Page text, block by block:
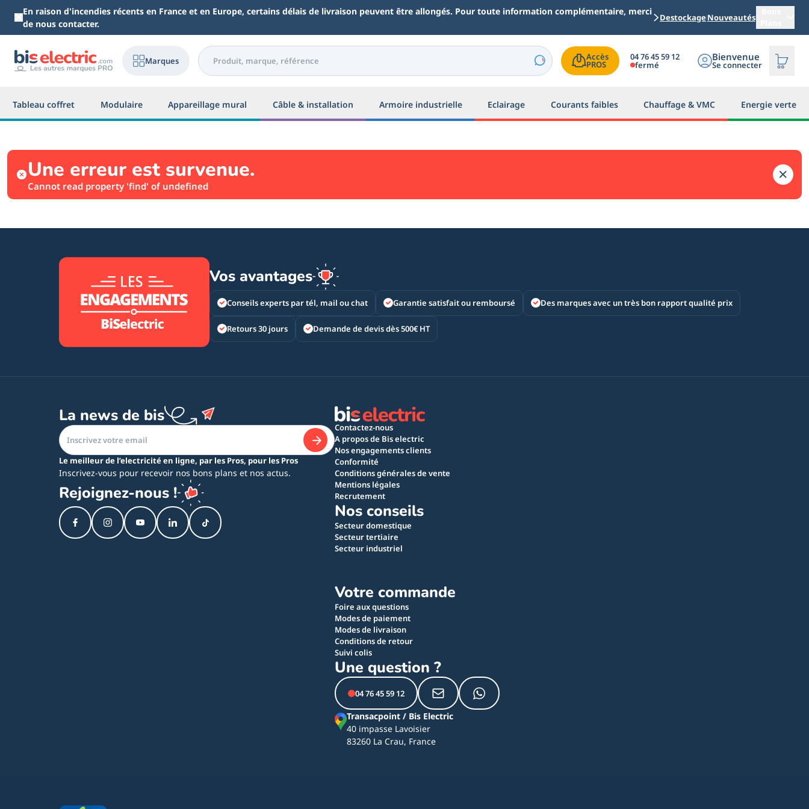
Aller au contenu principal
En raison d'incendies récents en France et en Europe, certains délais de livraison peuvent être allongés. Pour toute information complémentaire, merci
de nous contacter.
DestockageNouveautés
Marques Accès
PROS
04 76 45 59 12
fermé
Bienvenue
Se connecter
Tableau coffret Modulaire Appareillage mural Câble & installation Armoire industrielle Eclairage Courants faibles Chauffage & VMC Energie verte
Une erreur est survenue.
Cannot read property 'find' of undefined
Vos avantages
Conseils experts par tél, mail ou chat Garantie satisfait ou remboursé Des marques avec un très bon rapport qualité prix
Retours 30 jours Demande de devis dès 500€ HT
La news de bis
Le meilleur de l’electricité en ligne, par les Pros, pour les Pros
Inscrivez-vous pour recevoir nos bons plans et nos actus.
Rejoignez-nous !
Contactez-nous
A propos de Bis electric
Nos engagements clients
Conformité
Conditions générales de vente
Mentions légales
Recrutement
Nos conseils
Secteur domestique
Secteur tertiaire
Secteur industriel
Votre commande
Foire aux questions
Modes de paiement
Modes de livraison
Conditions de retour
Suivi colis
Une question ?
04 76 45 59 12
Transacpoint / Bis Electric
40 impasse Lavoisier
83260 La Crau, France